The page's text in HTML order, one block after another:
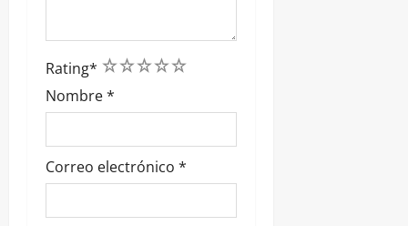
Rating* 5
4
3
2
1
Nombre*
Correo electrónico *